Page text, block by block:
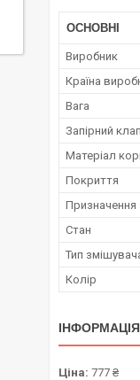
ОСНОВНІ
Виробник
Країна
Вага
Запірний
Матеріал
Покриття
Призначення
Стан
Тип
Колір
Ціна: 777 ₴